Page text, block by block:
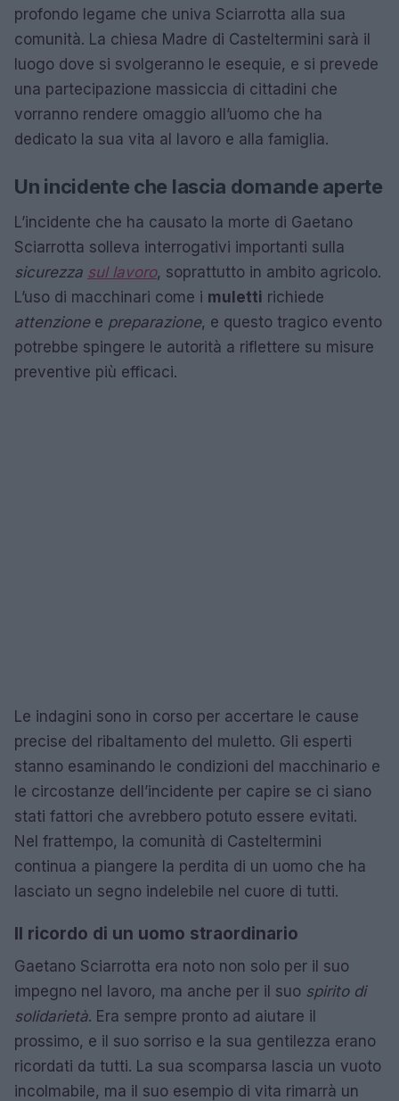
profondo legame che univa Sciarrotta alla sua
comunità. La chiesa Madre di Casteltermini sarà il
luogo dove si svolgeranno le esequie, e si prevede
una partecipazione massiccia di cittadini che
vorranno rendere omaggio all’uomo che ha
dedicato la sua vita al lavoro e alla famiglia.
Un incidente che lascia domande aperte
L’incidente che ha causato la morte di Gaetano
Sciarrotta solleva interrogativi importanti sulla
sicurezza sul lavoro, soprattutto in ambito agricolo.
L’uso di macchinari come i muletti richiede
attenzionee preparazione, e questo tragico evento
potrebbe spingere le autorità a riflettere su misure
preventive più efficaci.
Le indagini sono in corso per accertare le cause
precise del ribaltamento del muletto. Gli esperti
stanno esaminando le condizioni del macchinario e
le circostanze dell’incidente per capire se ci siano
stati fattori che avrebbero potuto essere evitati.
Nel frattempo, la comunità di Casteltermini
continua a piangere la perdita di un uomo che ha
lasciato un segno indelebile nel cuore di tutti.
Il ricordo di un uomo straordinario
Gaetano Sciarrotta era noto non solo per il suo
impegno nel lavoro, ma anche per il suo spirito di
solidarietà. Era sempre pronto ad aiutare il
prossimo, e il suo sorriso e la sua gentilezza erano
ricordati da tutti. La sua scomparsa lascia un vuoto
incolmabile, ma il suo esempio di vita rimarrà un